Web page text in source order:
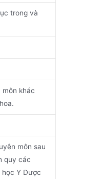
trong và
khác
môn sau
quy các
Y Dược